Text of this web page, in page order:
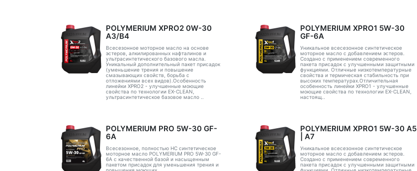
POLYMERIUM XPRO2 0W-30
A3/B4
Всесезонное моторное масло на основе
эстеров, алкилированных нафталинов и
ультрасинтетического базового масла.
Уникальный дополнительный пакет присадок
(уменьшение трения и повышение
смазывающих свойств, борьба с
отложениями всех видов).Особенность
линейки XPRO2 - улучшенные моющие
свойства по технологии EX-CLEAN,
ультрасинтетическое базовое масло ..
POLYMERIUM XPRO1 5W-30
GF-6A
Уникальное всесезонное синтетическое
моторное масло с добавлением эстеров.
Создано с применением современного
пакета присадок с улучшенными защитными
функциями. Отличные низкотемпературные
свойства и термическая стабильность при
высоких температурах.Отличительная
особенность линейки XPRO1 - улучшенные
моющие свойства по технологии EX-CLEAN,
настоящ..
POLYMERIUM PRO 5W-30 GF-
6A
Всесезонное, полностью HC синтетическое
моторное масло POLYMERIUM PRO 5W-30 GF-
6A с качественной базой и насыщенным
пакетом присадок для уменьшения трения и
POLYMERIUM XPRO1 5W-30 А5
| А7
Уникальное всесезонное синтетическое
моторное масло с добавлением эстеров.
Создано с применением современного
пакета присадок с улучшенными защитными